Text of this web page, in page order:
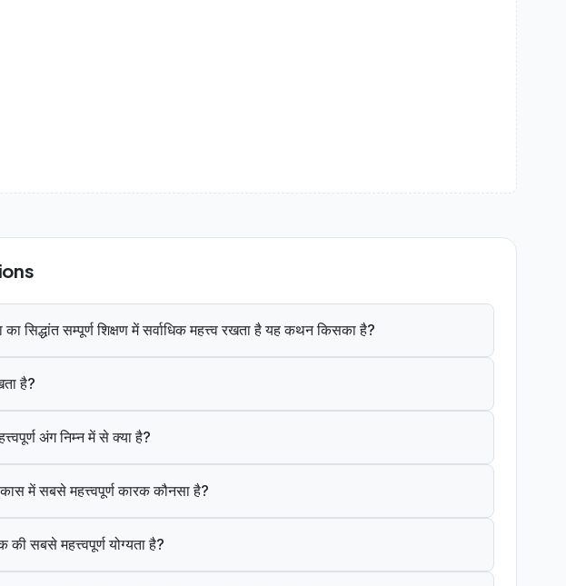
का सिद्धांत सम्पूर्ण शिक्षण में सर्वाधिक महत्त्व रखता है यह कथन किसका है?
है?
अंग निम्न में से क्या है?
में सबसे महत्त्वपूर्ण कारक कौनसा है?
की सबसे महत्त्वपूर्ण योग्यता है?